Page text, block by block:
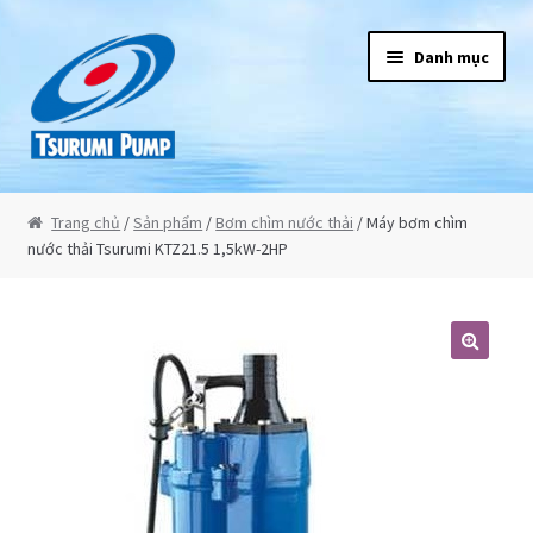
Đi đến Điều hướng
Chuyển đến nội dung Danh mục
Tsurumi
Giới thiệu
Bơm chìm nước thải
Máy bơm chìm hút bùn
Máy bơm chìm công suất lớn 3 pha
Trang chủ /Sản phẩm /Bơm chìm nước thải / Máy bơm chìm
nước thải Tsurumi KTZ21.5 1,5kW-2HP